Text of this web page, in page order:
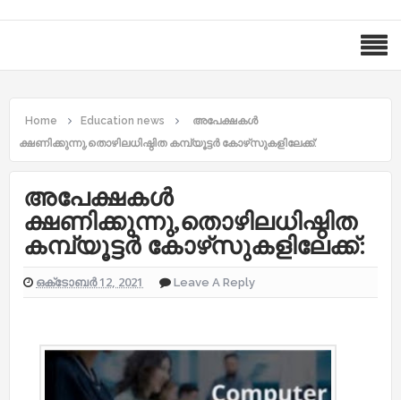
Home Education news
അപേക്ഷകൾ
ക്ഷണിക്കുന്നു,തൊഴിലധിഷ്ഠിത കമ്പ്യൂട്ടർ കോഴ്‌സുകളിലേക്ക്:
അപേക്ഷകൾ
ക്ഷണിക്കുന്നു,തൊഴിലധിഷ്ഠിത
കമ്പ്യൂട്ടർ കോഴ്‌സുകളിലേക്ക്:
ഒക്‌ടോബർ 12, 2021 Leave A Reply